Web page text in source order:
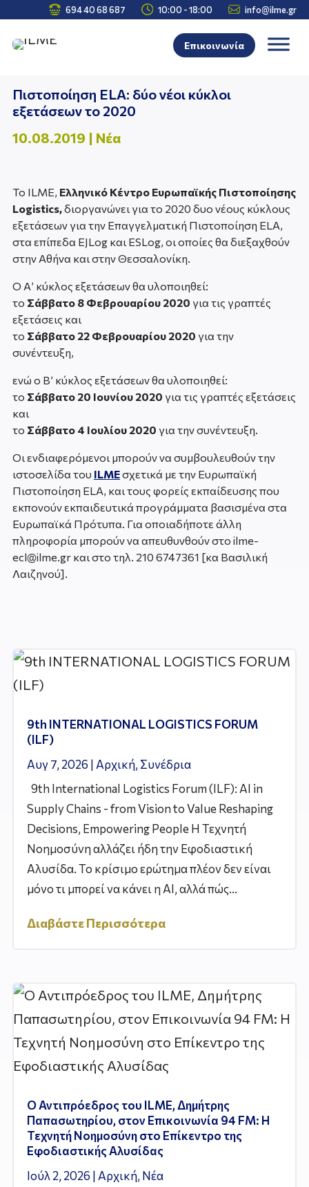
 694 40 68 687  10:00 - 18:00  info@ilme.gr
Επικοινωνία
Πιστοποίηση ELA: δύο νέοι κύκλοι
εξετάσεων το 2020
10.08.2019 | Νέα
Το ILME, Ελληνικό Κέντρο Ευρωπαϊκής Πιστοποίησης
Logistics,διοργανώνει για το 2020 δυο νέους κύκλους
εξετάσεων για την Επαγγελματική Πιστοποίηση ELA,
στα επίπεδα EJLog και ESLog, οι οποίες θα διεξαχθούν
στην Αθήνα και στην Θεσσαλονίκη.
Ο Α’ κύκλος εξετάσεων θα υλοποιηθεί:
τo Σάββατο 8 Φεβρουαρίου 2020 για τις γραπτές
εξετάσεις και
το Σάββατο 22 Φεβρουαρίου 2020 για την
συνέντευξη,
ενώ ο Β’ κύκλος εξετάσεων θα υλοποιηθεί:
το Σάββατο 20 Ιουνίου 2020 για τις γραπτές εξετάσεις
και
το Σάββατο 4 Ιουλίου 2020 για την συνέντευξη.
Οι ενδιαφερόμενοι μπορούν να συμβουλευθούν την
ιστοσελίδα του ILMEσχετικά με την Ευρωπαϊκή
Πιστοποίηση ELA, και τους φορείς εκπαίδευσης που
εκπονούν εκπαιδευτικά προγράμματα βασισμένα στα
Ευρωπαϊκά Πρότυπα. Για οποιαδήποτε άλλη
πληροφορία μπορούν να απευθυνθούν στο ilme-
ecl@ilme.gr και στο τηλ. 210 6747361 [κα Βασιλική
Λαιζηνού].
9th INTERNATIONAL LOGISTICS FORUM
(ILF)
Αυγ 7, 2026 | Αρχική, Συνέδρια
9th International Logistics Forum (ILF): AI in
Supply Chains - from Vision to Value Reshaping
Decisions, Empowering People Η Τεχνητή
Νοημοσύνη αλλάζει ήδη την Εφοδιαστική
Αλυσίδα. Το κρίσιμο ερώτημα πλέον δεν είναι
μόνο τι μπορεί να κάνει η AI, αλλά πώς...
Διαβάστε Περισσότερα
Ο Αντιπρόεδρος του ILME, Δημήτρης
Παπασωτηρίου, στον Επικοινωνία 94 FM: Η
Τεχνητή Νοημοσύνη στο Επίκεντρο της
Εφοδιαστικής Αλυσίδας
Ιούλ 2, 2026 | Αρχική, Νέα